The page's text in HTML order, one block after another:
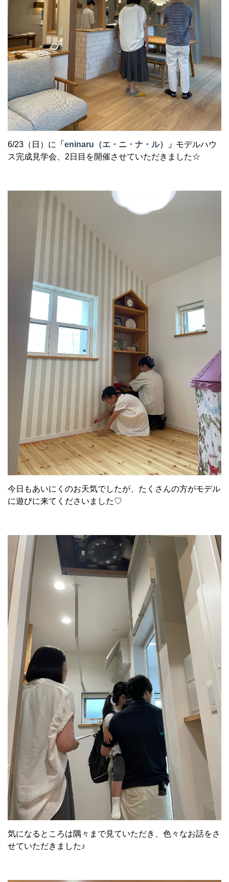
6/23（日）に 「eninaru（エ・ニ・ナ・ル）」 モデルハウ
ス完成見学会、2日目を開催させていただきました☆
今日もあいにくのお天気でしたが、たくさんの方がモデル
に遊びに来てくださいました♡
気になるところは隅々まで見ていただき、色々なお話をさ
せていただきました♪